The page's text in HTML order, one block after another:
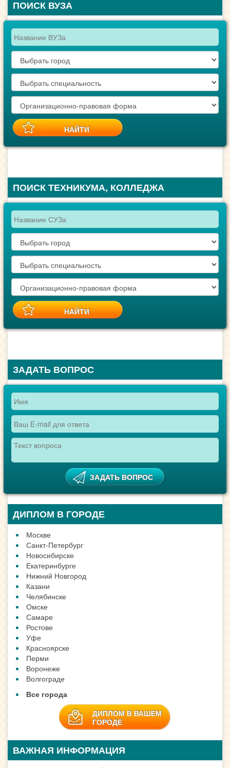
ПОИСК ВУЗА
ПОИСК ТЕХНИКУМА, КОЛЛЕДЖА
ЗАДАТЬ ВОПРОС
ДИПЛОМ В ГОРОДЕ
Москве
Санкт-Петербург
Новосибирске
Екатеринбурге
Нижний Новгород
Казани
Челябинске
Омске
Самаре
Ростове
Уфе
Красноярске
Перми
Воронеже
Волгограде
Все города
ДИПЛОМ В ВАШЕМ
ГОРОДЕ
ВАЖНАЯ ИНФОРМАЦИЯ